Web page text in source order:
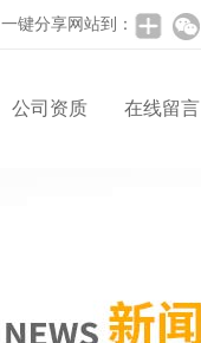
一键分享网站到：
公司资质 在线留言